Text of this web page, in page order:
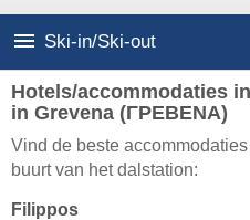
Ski-in/Ski-out
Hotels/accommodaties
in Grevena (ΓΡΕΒΕΝΑ)
Vind de beste
buurt van het dalstation:
Filippos